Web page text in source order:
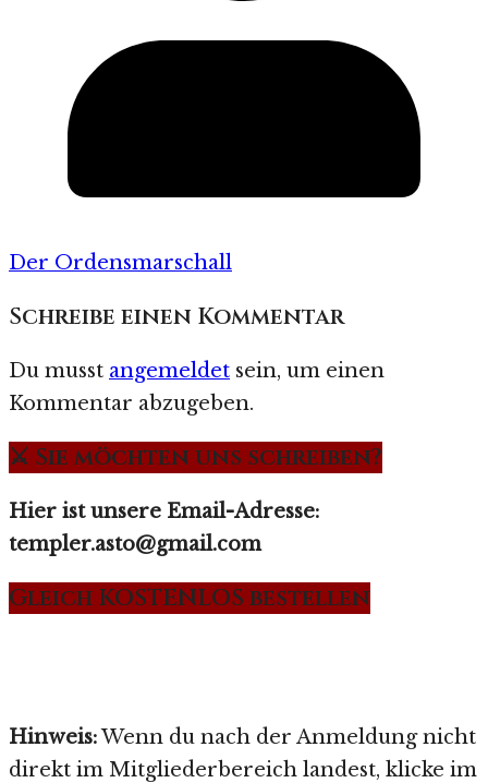
Der Ordensmarschall
Schreibe einen Kommentar
Du musst angemeldet sein, um einen
Kommentar abzugeben.
⚔️ Sie möchten uns schreiben?
Hier ist unsere Email-Adresse:
templer.asto@gmail.com
Gleich KOSTENLOS bestellen
Hinweis:Wenn du nach der Anmeldung nicht
direkt im Mitgliederbereich landest, klicke im